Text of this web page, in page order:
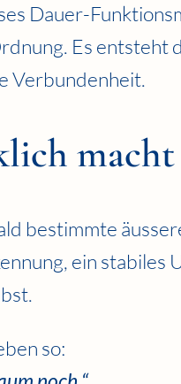
Dauer-
Es entsteht
Verbundenheit.
macht
bestimmte
ein stabiles
so: